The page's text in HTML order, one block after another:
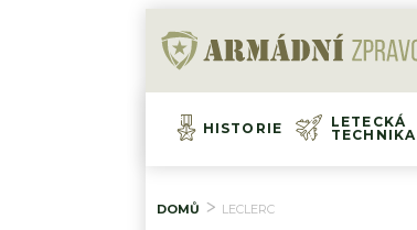
HISTORIE
LETECKÁ
TECHNIKA
DOMŮ LECLERC